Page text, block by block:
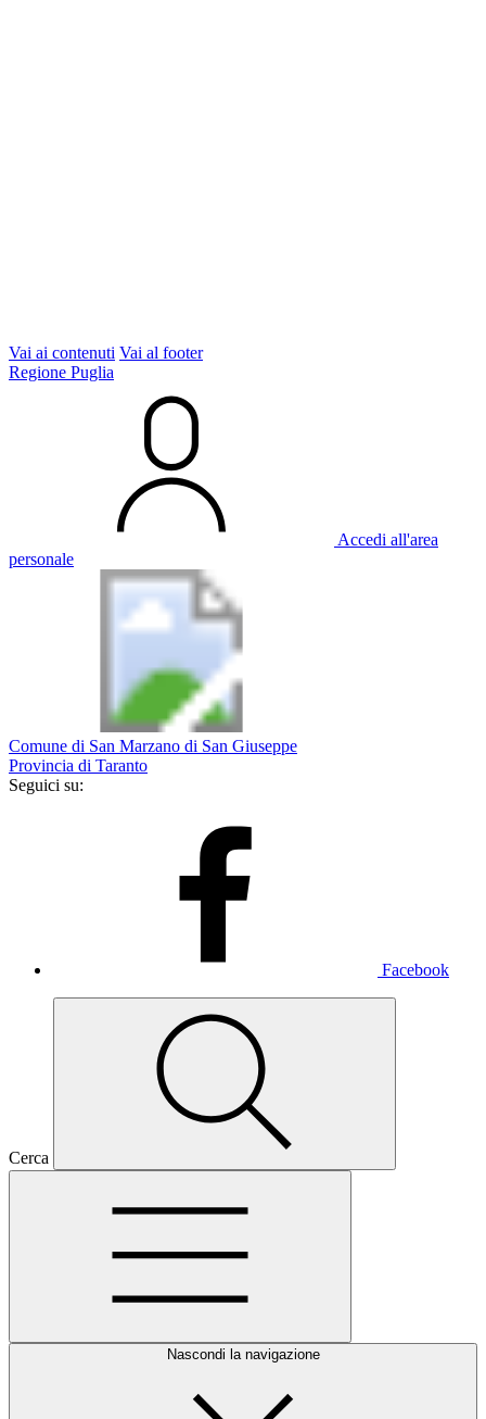
Vai ai contenuti Vai al footer
Regione Puglia
Accedi all'area
personale
Comune di San Marzano di San Giuseppe
Provincia di Taranto
Seguici su:
Facebook
Cerca
Nascondi la navigazione